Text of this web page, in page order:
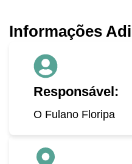
Informações
Responsável:
O Fulano Floripa